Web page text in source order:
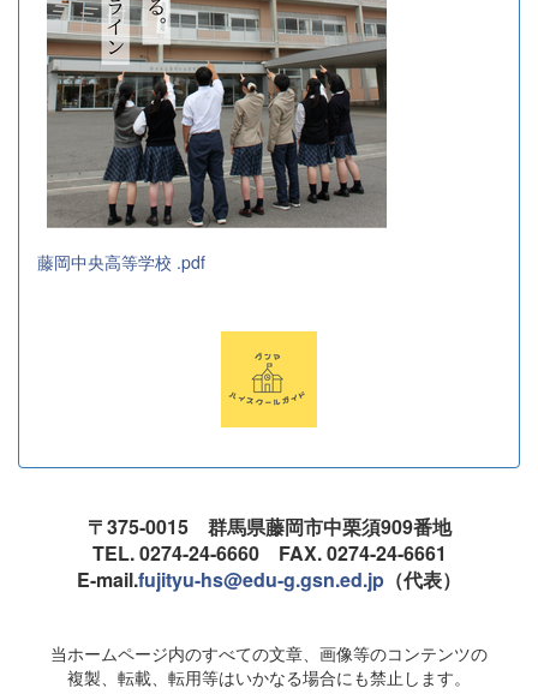
藤岡中央高等学校 .pdf
〒375-0015 群馬県藤岡市中栗須909番地
TEL. 0274-24-6660 FAX. 0274-24-6661
E-mail.fujityu-hs@edu-g.gsn.ed.jp （代表）
当ホームページ内のすべての文章、画像等のコンテンツの
複製、転載、転用等はいかなる場合にも禁止します。